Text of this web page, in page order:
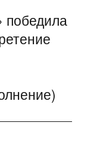
победила